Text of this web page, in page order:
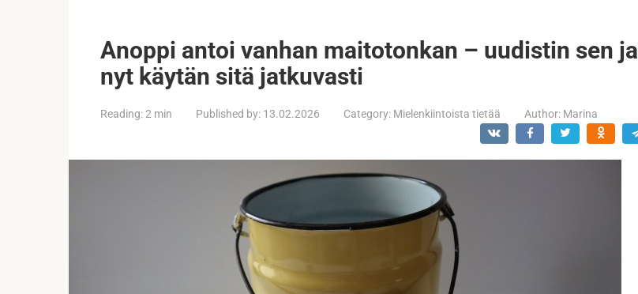
Anoppi antoi vanhan maitotonkan – uudistin sen ja
nyt käytän sitä jatkuvasti
Reading:2 min Published by: 13.02.2026 Category: Mielenkiintoista tietää Author: Marina